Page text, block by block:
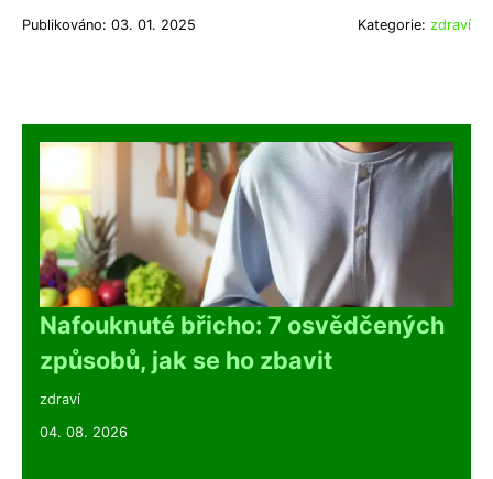
Publikováno: 03. 01. 2025 Kategorie: zdraví
Nafouknuté břicho: 7 osvědčených
způsobů, jak se ho zbavit
zdraví
04. 08. 2026